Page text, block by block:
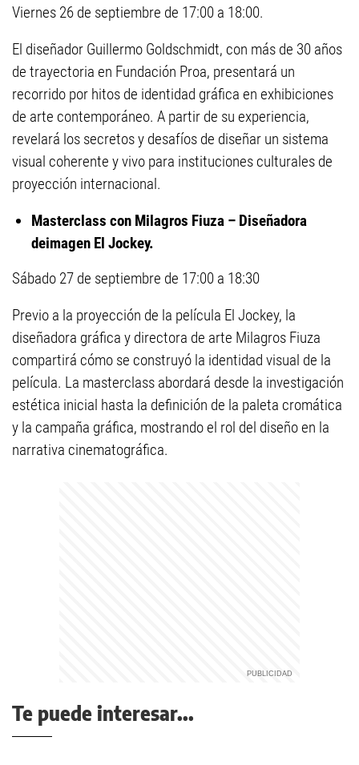
Viernes 26 de septiembre de 17:00 a 18:00.
El diseñador Guillermo Goldschmidt, con más de 30 años
de trayectoria en Fundación Proa, presentará un
recorrido por hitos de identidad gráfica en exhibiciones
de arte contemporáneo. A partir de su experiencia,
revelará los secretos y desafíos de diseñar un sistema
visual coherente y vivo para instituciones culturales de
proyección internacional.
Masterclass con Milagros Fiuza – Diseñadora
deimagen El Jockey.
Sábado 27 de septiembre de 17:00 a 18:30
Previo a la proyección de la película El Jockey, la
diseñadora gráfica y directora de arte Milagros Fiuza
compartirá cómo se construyó la identidad visual de la
película. La masterclass abordará desde la investigación
estética inicial hasta la definición de la paleta cromática
y la campaña gráfica, mostrando el rol del diseño en la
narrativa cinematográfica.
Te puede interesar...